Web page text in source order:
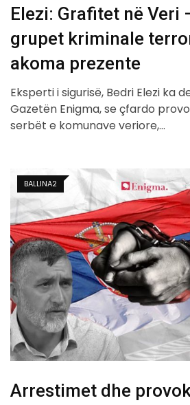
Elezi: Grafitet në Veri
grupet kriminale
akoma prezente
Eksperti i sigurisë, Bedri Elezi ka
Gazetën Enigma, se çfardo
serbët e komunave veriore,…
BALLINA2
Arrestimet dhe